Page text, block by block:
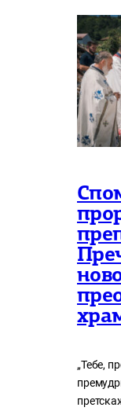
„Тебе,